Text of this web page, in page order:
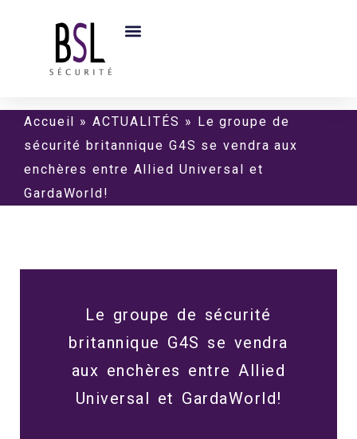
Accueil »ACTUALITÉS »
Le groupe de
sécurité britannique G4S se vendra aux
enchères entre Allied Universal et
GardaWorld!
Le groupe de sécurité
britannique G4S se vendra
aux enchères entre Allied
Universal et GardaWorld!